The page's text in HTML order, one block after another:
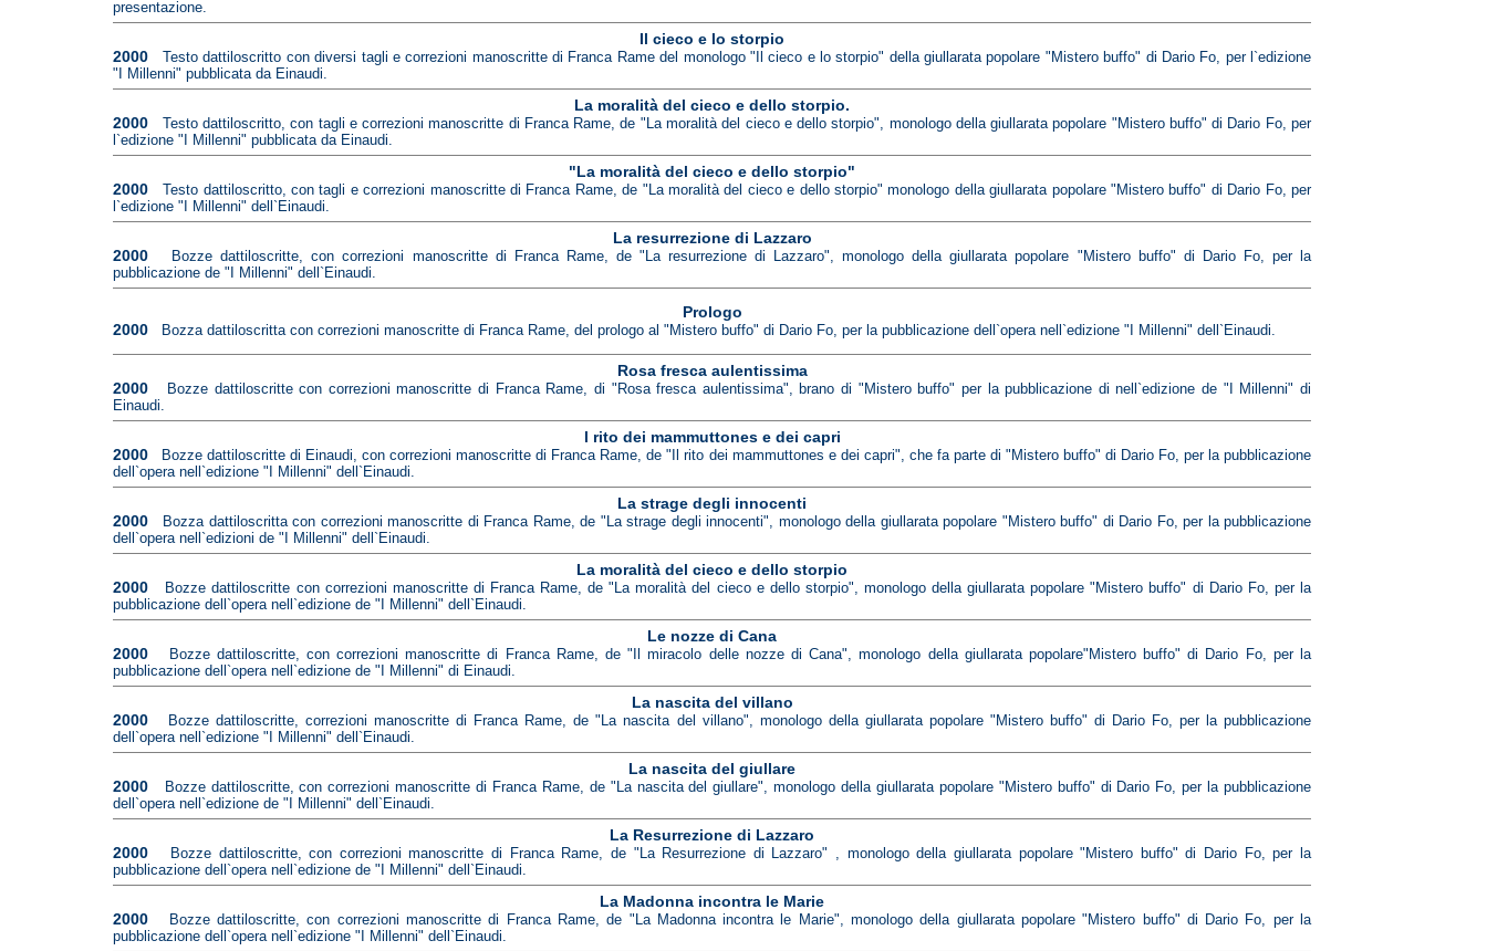
presentazione.
Il cieco e lo storpio
2000
Testo dattiloscritto con diversi tagli e correzioni manoscritte di Franca Rame del monologo "Il cieco e lo storpio" della giullarata popolare "Mistero buffo" di Dario Fo, per l`edizione
"I Millenni" pubblicata da Einaudi.
La moralità del cieco e dello storpio.
2000
Testo dattiloscritto, con tagli e correzioni manoscritte di Franca Rame, de "La moralità del cieco e dello storpio", monologo della giullarata popolare "Mistero buffo" di Dario Fo, per
l`edizione "I Millenni" pubblicata da Einaudi.
"La moralità del cieco e dello storpio"
2000
Testo dattiloscritto, con tagli e correzioni manoscritte di Franca Rame, de "La moralità del cieco e dello storpio" monologo della giullarata popolare "Mistero buffo" di Dario Fo, per
l`edizione "I Millenni" dell`Einaudi.
La resurrezione di Lazzaro
2000
Bozze dattiloscritte, con correzioni manoscritte di Franca Rame, de "La resurrezione di Lazzaro", monologo della giullarata popolare "Mistero buffo" di Dario Fo, per la
pubblicazione de "I Millenni" dell`Einaudi.
Prologo
2000
Bozza dattiloscritta con correzioni manoscritte di Franca Rame, del prologo al "Mistero buffo" di Dario Fo, per la pubblicazione dell`opera nell`edizione "I Millenni" dell`Einaudi.
Rosa fresca aulentissima
2000
Bozze dattiloscritte con correzioni manoscritte di Franca Rame, di "Rosa fresca aulentissima", brano di "Mistero buffo" per la pubblicazione di nell`edizione de "I Millenni" di
Einaudi.
l rito dei mammuttones e dei capri
2000
Bozze dattiloscritte di Einaudi, con correzioni manoscritte di Franca Rame, de "Il rito dei mammuttones e dei capri", che fa parte di "Mistero buffo" di Dario Fo, per la pubblicazione
dell`opera nell`edizione "I Millenni" dell`Einaudi.
La strage degli innocenti
2000
Bozza dattiloscritta con correzioni manoscritte di Franca Rame, de "La strage degli innocenti", monologo della giullarata popolare "Mistero buffo" di Dario Fo, per la pubblicazione
dell`opera nell`edizioni de "I Millenni" dell`Einaudi.
La moralità del cieco e dello storpio
2000
Bozze dattiloscritte con correzioni manoscritte di Franca Rame, de "La moralità del cieco e dello storpio", monologo della giullarata popolare "Mistero buffo" di Dario Fo, per la
pubblicazione dell`opera nell`edizione de "I Millenni" dell`Einaudi.
Le nozze di Cana
2000
Bozze dattiloscritte, con correzioni manoscritte di Franca Rame, de "Il miracolo delle nozze di Cana", monologo della giullarata popolare"Mistero buffo" di Dario Fo, per la
pubblicazione dell`opera nell`edizione de "I Millenni" di Einaudi.
La nascita del villano
2000
Bozze dattiloscritte, correzioni manoscritte di Franca Rame, de "La nascita del villano", monologo della giullarata popolare "Mistero buffo" di Dario Fo, per la pubblicazione
dell`opera nell`edizione "I Millenni" dell`Einaudi.
La nascita del giullare
2000
Bozze dattiloscritte, con correzioni manoscritte di Franca Rame, de "La nascita del giullare", monologo della giullarata popolare "Mistero buffo" di Dario Fo, per la pubblicazione
dell`opera nell`edizione de "I Millenni" dell`Einaudi.
La Resurrezione di Lazzaro
2000
Bozze dattiloscritte, con correzioni manoscritte di Franca Rame, de "La Resurrezione di Lazzaro" , monologo della giullarata popolare "Mistero buffo" di Dario Fo, per la
pubblicazione dell`opera nell`edizione de "I Millenni" dell`Einaudi.
La Madonna incontra le Marie
2000
Bozze dattiloscritte, con correzioni manoscritte di Franca Rame, de "La Madonna incontra le Marie", monologo della giullarata popolare "Mistero buffo" di Dario Fo, per la
pubblicazione dell`opera nell`edizione "I Millenni" dell`Einaudi.